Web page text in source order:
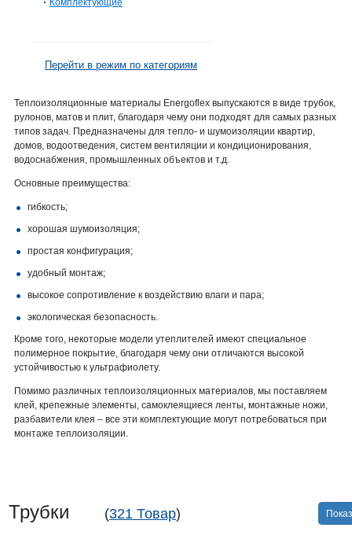
Комплектующие
Перейти в режим по категориям
Теплоизоляционные материалы Energoflex выпускаются в виде трубок,
рулонов, матов и плит, благодаря чему они подходят для самых разных
типов задач. Предназначены для тепло- и шумоизоляции квартир,
домов, водоотведения, систем вентиляции и кондиционирования,
водоснабжения, промышленных объектов и т.д.
Основные преимущества:
гибкость;
хорошая шумоизоляция;
простая конфигурация;
удобный монтаж;
высокое сопротивление к воздействию влаги и пара;
экологическая безопасность.
Кроме того, некоторые модели утеплителей имеют специальное
полимерное покрытие, благодаря чему они отличаются высокой
устойчивостью к ультрафиолету.
Помимо различных теплоизоляционных материалов, мы поставляем
клей, крепежные элементы, самоклеящиеся ленты, монтажные ножи,
разбавители клея – все эти комплектующие могут потребоваться при
монтаже теплоизоляции.
Трубки (321 Товар)